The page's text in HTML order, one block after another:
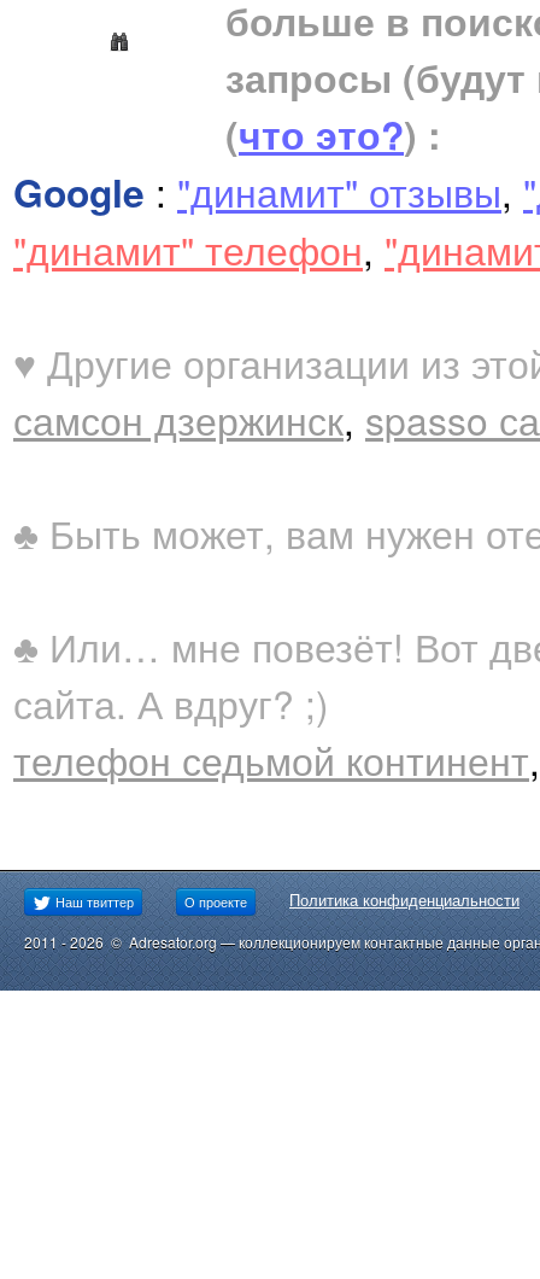
больше в
запросы
(что это?) :
Google : "динамит" отзывы,
"динамит" телефон,
♥ Другие организации из
самсон дзержинск, spasso
♣ Быть может, вам нужен
♣ Или… мне повезёт! Вот
сайта. А вдруг? ;)
телефон седьмой континент
Наш твиттер О проекте Политика конфиденциальности
2011 - 2026 © Adresator.org — коллекционируем контактные данные